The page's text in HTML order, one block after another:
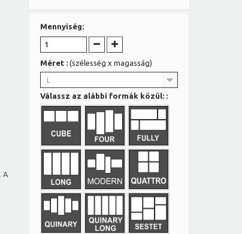
. A
Mennyiség:
Méret : (szélesség x magasság)
L
Válassz az alábbi formák közül: :